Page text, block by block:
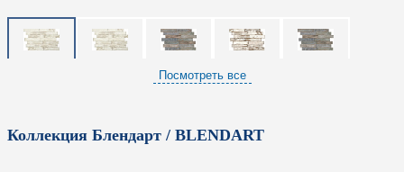
Посмотреть все
Коллекция Блендарт / BLENDART